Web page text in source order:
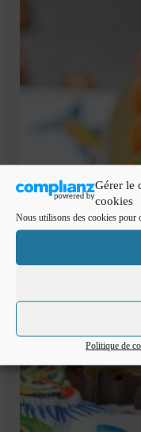
Gérer le
cookies
Nous utilisons des cookies pour
Politique de